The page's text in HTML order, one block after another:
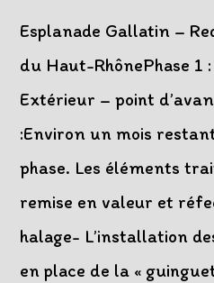
Esplanade Gallatin –
du Haut-RhônePhase 1
Extérieur – point
:Environ un mois
phase. Les éléments
remise en valeur et
halage- L’installation
en place de la «